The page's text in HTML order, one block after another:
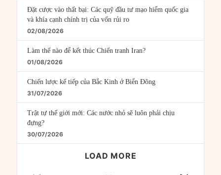
Đặt cược vào thất bại: Các quỹ đầu tư mạo hiểm quốc gia
và khía cạnh chính trị của vốn rủi ro
02/08/2026
Làm thế nào để kết thúc Chiến tranh Iran?
01/08/2026
Chiến lược kế tiếp của Bắc Kinh ở Biển Đông
31/07/2026
Trật tự thế giới mới: Các nước nhỏ sẽ luôn phải chịu
đựng?
30/07/2026
LOAD MORE